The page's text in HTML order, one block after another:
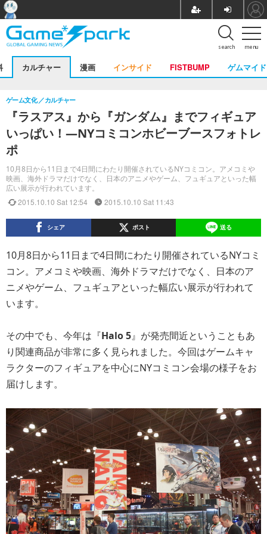
menu
search
カルチャー 漫画 インサイド FISTBUMP ゲムマイド
『ラスアス』から『ガンダム』までフィギュア
いっぱい！―NYコミコンホビーブースフォトレ
ポ
10月8日から11日まで4日間にわたり開催されているNYコミコン。アメコミや
映画、海外ドラマだけでなく、日本のアニメやゲーム、フュギュアといった幅
広い展示が行われています。
ゲーム文化 カルチャー
2015.10.10 Sat 12:54 2015.10.10 Sat 11:43
シェア ポスト 送る
10月8日から11日まで4日間にわたり開催されているNYコミ
コン。アメコミや映画、海外ドラマだけでなく、日本のア
ニメやゲーム、フュギュアといった幅広い展示が行われて
います。
その中でも、今年は『Halo 5』が発売間近ということもあ
り関連商品が非常に多く見られました。今回はゲームキャ
ラクターのフィギュアを中心にNYコミコン会場の様子をお
届けします。